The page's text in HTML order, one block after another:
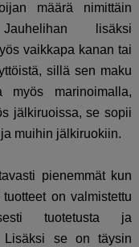
määrä nimittäin
lisäksi
vaikkapa kanan tai
sillä sen maku
marinoimalla,
jälkiruoissa, se sopii
muihin jälkiruokiin.
pienemmät kun
on valmistettu
tuotetusta ja
Lisäksi se on täysin